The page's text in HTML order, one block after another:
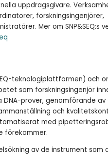
uppdragsgivare.
forskningsingenjörer,
Mer om SNP&SEQ:s
teknologiplattformen) och
som forskningsingenjör
prover, genomförande av
och
med
förekommer.
av de instrument som